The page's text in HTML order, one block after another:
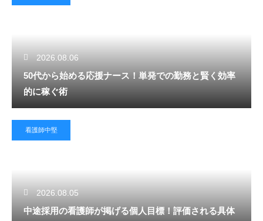
2026.08.06
50代から始める応援ナース！単発での勤務と賢く効率
的に稼ぐ術
看護師中堅
2026.08.05
中途採用の看護師が掲げる個人目標！評価される具体